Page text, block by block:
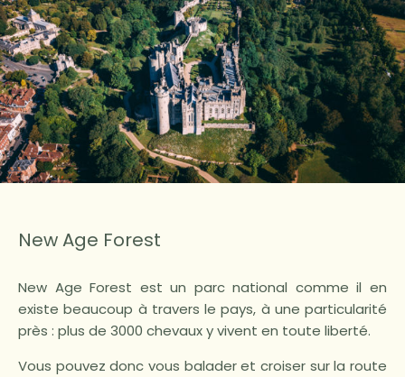
New Age Forest
New Age Forest est un parc national comme il en
existe beaucoup à travers le pays, à une particularité
près : plus de 3000 chevaux y vivent en toute liberté.
Vous pouvez donc vous balader et croiser sur la route